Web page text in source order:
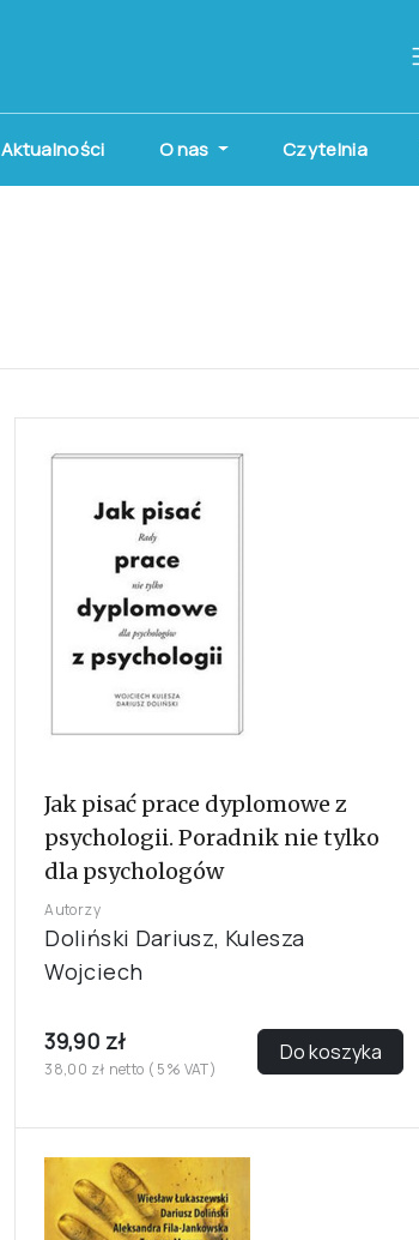
Aktualności O nas Czytelnia
Jak pisać prace dyplomowe z
psychologii. Poradnik nie tylko
dla psychologów
Autorzy
Doliński Dariusz, Kulesza
Wojciech
39,90 zł
38,00 zł netto ( 5% VAT)
Do koszyka